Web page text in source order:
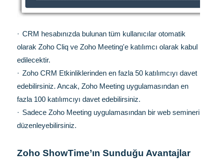
· CRM hesabınızda bulunan tüm kullanıcılar otomatik
olarak Zoho Cliq ve Zoho Meeting'e katılımcı olarak kabul
edilecektir.
· Zoho CRM Etkinliklerinden en fazla 50 katılımcıyı davet
edebilirsiniz. Ancak, Zoho Meeting uygulamasından en
fazla 100 katılımcıyı davet edebilirsiniz.
· Sadece Zoho Meeting uygulamasından bir web semineri
düzenleyebilirsiniz.
Zoho ShowTime’ın Sunduğu Avantajlar